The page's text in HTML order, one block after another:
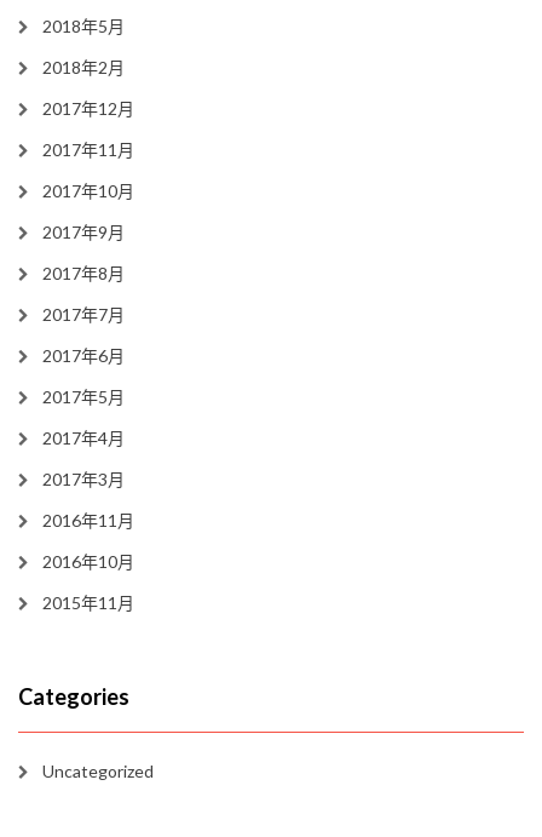
2018年5月
2018年2月
2017年12月
2017年11月
2017年10月
2017年9月
2017年8月
2017年7月
2017年6月
2017年5月
2017年4月
2017年3月
2016年11月
2016年10月
2015年11月
Categories
Uncategorized